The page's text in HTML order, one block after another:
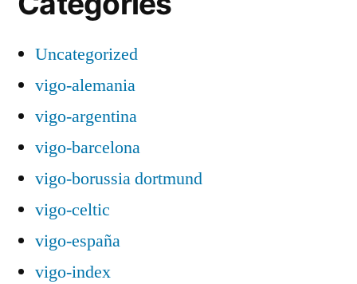
Uncategorized
vigo-alemania
vigo-argentina
vigo-barcelona
vigo-borussia dortmund
vigo-celtic
vigo-españa
vigo-index